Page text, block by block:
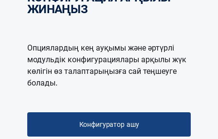
ЖИНАҢЫЗ
Опциялардың кең ауқымы және әртүрлі
модульдік конфигурациялары арқылы жүк
көлігін өз талаптарыңызға сай теңшеуге
болады.
Конфигуратор ашу